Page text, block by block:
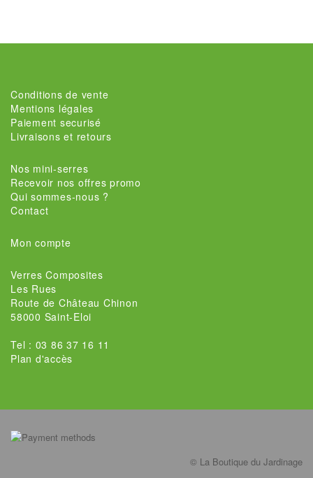
Conditions de vente
Mentions légales
Paiement securisé
Livraisons et retours
Nos mini-serres
Recevoir nos offres promo
Qui sommes-nous ?
Contact
Mon compte
Verres Composites
Les Rues
Route de Château Chinon
58000 Saint-Eloi
Tel : 03 86 37 16 11
Plan d'accès
© La Boutique du Jardinage